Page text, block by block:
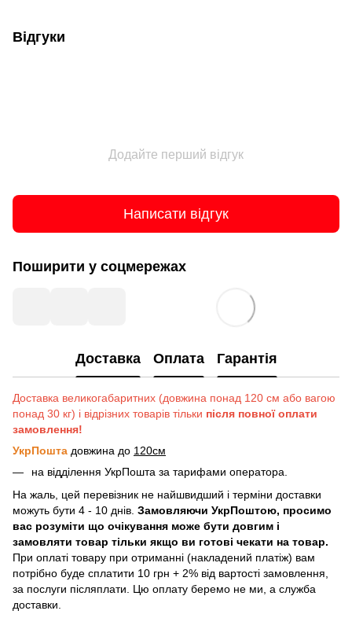
Відгуки
Додайте перший відгук
Написати відгук
Поширити у соцмережах
Доставка Оплата Гарантія
Доставка великогабаритних (довжина понад 120 см або вагою
понад 30 кг) і відрізних товарів тільки після повної оплати
замовлення!
УкрПошта довжина до 120см
на відділення УкрПошта за тарифами оператора.
На жаль, цей перевізник не найшвидший і терміни доставки
можуть бути 4 - 10 днів. Замовляючи УкрПоштою, просимо
вас розуміти що очікування може бути довгим і
замовляти товар тільки якщо ви готові чекати на товар.
При оплаті товару при отриманні (накладений платіж) вам
потрібно буде сплатити 10 грн + 2% від вартості замовлення,
за послуги післяплати. Цю оплату беремо не ми, а служба
доставки.